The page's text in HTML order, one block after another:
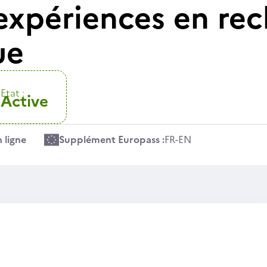
en
Etat :
Active
ligne Supplément Europass :FR-EN